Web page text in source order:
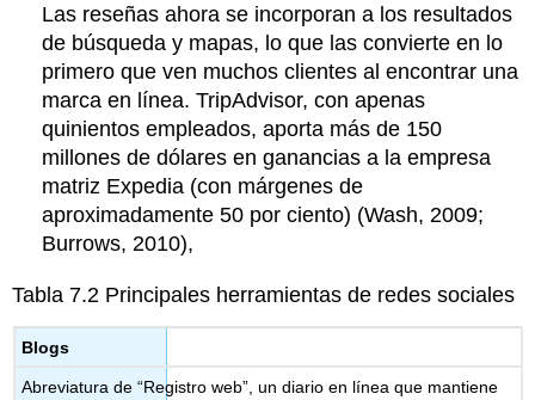
Las reseñas ahora se incorporan a los resultados
de búsqueda y mapas, lo que las convierte en lo
primero que ven muchos clientes al encontrar una
marca en línea. TripAdvisor, con apenas
quinientos empleados, aporta más de 150
millones de dólares en ganancias a la empresa
matriz Expedia (con márgenes de
aproximadamente 50 por ciento) (Wash, 2009;
Burrows, 2010),
Tabla 7.2 Principales herramientas de redes sociales
Blogs
Abreviatura de “Registro web”, un diario en línea que mantiene